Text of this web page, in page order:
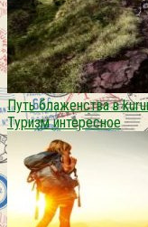
Путь блаженства в
Туризм интересное